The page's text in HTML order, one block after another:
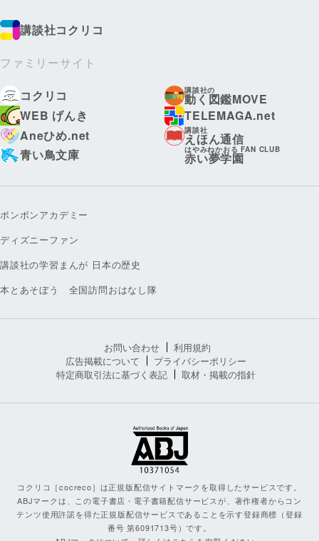
講談社コクリコ
ファミリーサイト
コクリコ
講談社の
動く図鑑MOVE
WEB げんき
TELEMAGA.net
Aneひめ.net
講談社
えほん通信
青い鳥文庫
はやみねかおる FAN CLUB
赤い夢学園
ボンボンアカデミー
ディズニーファン
講談社の学習まんが 日本の歴史
本とあそぼう 全国訪問おはなし隊
お問い合わせ
利用規約
広告掲載について
プライバシーポリシー
特定商取引法に基づく表記
取材・掲載の指針
コクリコ［cocreco］は正規版配信サイトマークを取得したサービスです。
ABJマークは、この電子書店・電子書籍配信サービスが、著作権者からコン
テンツ使用許諾を得た正規版配信サービスであることを示す登録商標（登録
番号 第6091713号）です。